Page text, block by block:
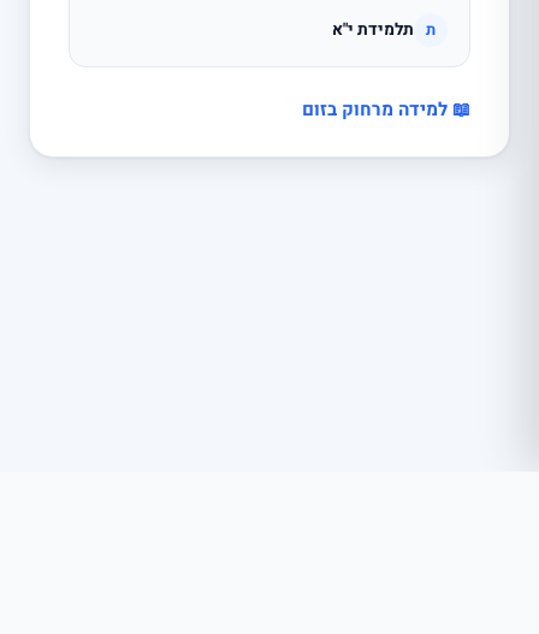
ת תלמידת י"א
📖 למידה מרחוק בזום